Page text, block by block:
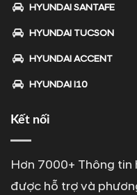
HYUNDAI SANTAFE
HYUNDAI TUCSON
HYUNDAI ACCENT
HYUNDAI I10
Kết nối
Hơn 7000+ Thông tin
được hỗ trợ và